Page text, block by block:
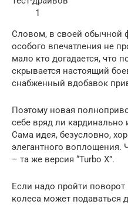
1
Словом, в своей обычной
особого впечатления не
мало кто догадается, что
скрывается настоящий
снабженный вдобавок
Поэтому новая
себе вряд ли кардинально
Сама идея, безусловно,
элегантного воплощения.
– та же версия “Turbo X”.
Если надо пройти поворот
колеса может подаваться